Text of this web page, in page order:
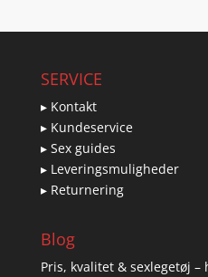
SERVICE
▸ Kontakt
▸ Kundeservice
▸ Sex guides
▸ Leveringsmuligheder
▸ Returnering
Blog
Pris, kvalitet & sexlegetøj